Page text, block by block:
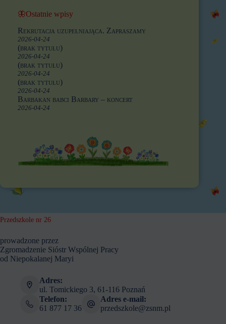
🦋Ostatnie wpisy
Rekrutacja uzupełniająca. Zapraszamy
2026-04-24
(brak tytułu)
2026-04-24
(brak tytułu)
2026-04-24
(brak tytułu)
2026-04-24
Barbakan babci Barbary – koncert
2026-04-24
Przedszkole nr 26
prowadzone przez
Zgromadzenie Sióstr Wspólnej Pracy
od Niepokalanej Maryi
Adres:
ul. Tomickiego 3, 61-116 Poznań
Telefon:
61 877 17 36
Adres e-mail:
przedszkole@zsnm.pl